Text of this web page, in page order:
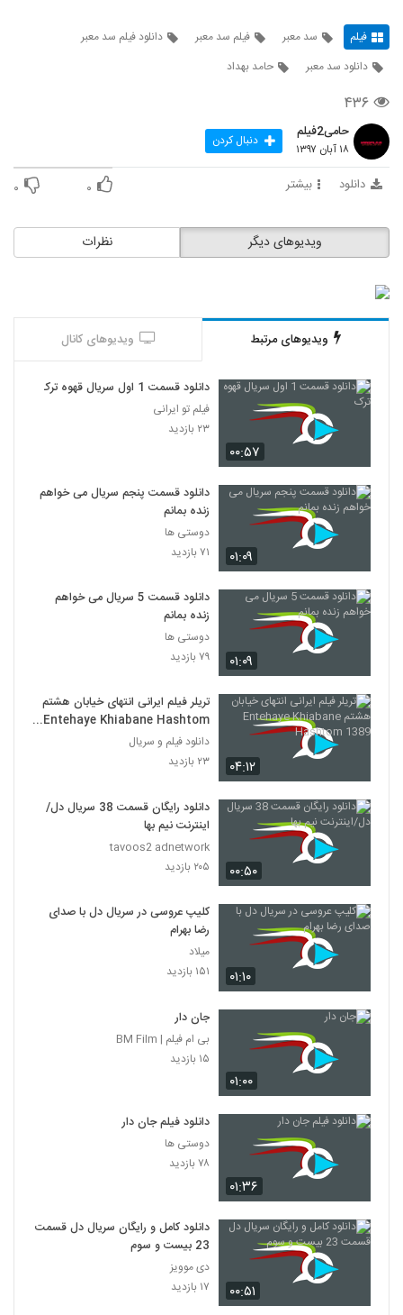
فیلم سد معبر فیلم سد معبر
دانلود فیلم سد معبر
دانلود سد معبر
حامد بهداد
۴۳۶
حامی2فیلم
۱۸ آبان ۱۳۹۷ دنبال کردن
دانلود بیشتر ۰ ۰
نظرات ویدیوهای دیگر
ویدیوهای مرتبط ویدیوهای کانال
۰۰:۵۷
دانلود قسمت 1 اول سریال قهوه ترک
فیلم تو ایرانی
۲۳ بازدید
۰۱:۰۹
دانلود قسمت پنجم سریال می خواهم
زنده بمانم
دوستی ها
۷۱ بازدید
۰۱:۰۹
دانلود قسمت 5 سریال می خواهم
زنده بمانم
دوستی ها
۷۹ بازدید
۰۴:۱۲
تریلر فیلم ایرانی انتهای خیابان هشتم
Entehaye Khiabane Hashtom
1389
دانلود فیلم و سریال
۲۳ بازدید
۰۰:۵۰
دانلود رایگان قسمت 38 سریال دل/
اینترنت نیم بها
tavoos2 adnetwork
۲۰۵ بازدید
۰۱:۱۰
کلیپ عروسی در سریال دل با صدای
رضا بهرام
میلاد
۱۵۱ بازدید
۰۱:۰۰
جان دار
بی ام فیلم | BM Film
۱۵ بازدید
۰۱:۳۶
دانلود فیلم جان دار
دوستی ها
۷۸ بازدید
۰۰:۵۱
دانلود کامل و رایگان سریال دل قسمت
23 بیست و سوم
دی موویز
۱۷ بازدید